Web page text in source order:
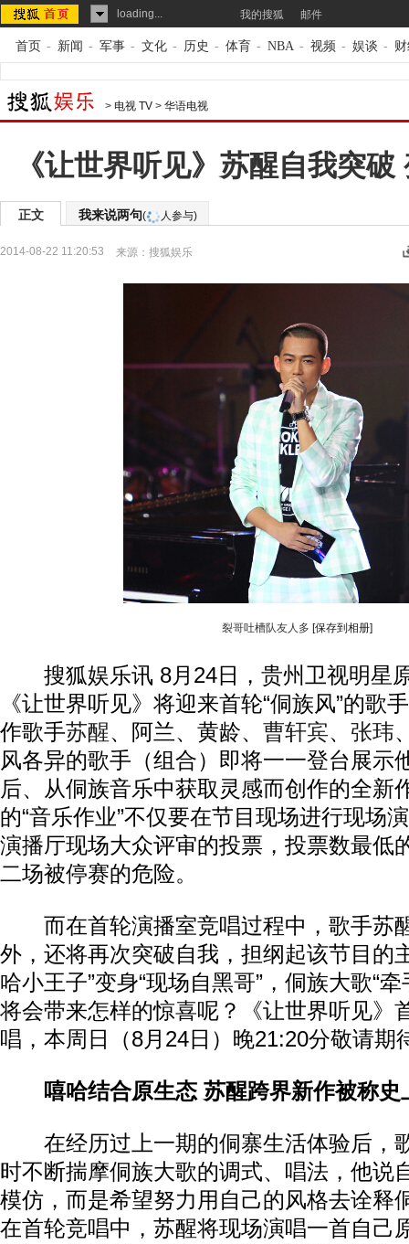
loading... 我的搜狐 邮件
首页 - 新闻 - 军事 - 文化 - 历史 - 体育 - NBA - 视频 - 娱谈 -
> 电视 TV > 华语电视
《让世界听见》苏醒自我突破
正文 我来说两句( 人参与)
2014-08-22 11:20:53 来源： 搜狐娱乐
裂哥吐槽队友人多 [保存到相册]
搜狐娱乐讯 8月24日，贵州卫视明星
《让世界听见》将迎来首轮“侗族风”的歌
作歌手苏醒、阿兰、黄龄、 曹轩宾、 张玮
风各异的歌手（组合）即将一一登台展示
后、从侗族音乐中获取灵感而创作的全新
的“音乐作业”不仅要在节目现场进行现场
演播厅现场大众评审的投票，投票数最低
二场被停赛的危险。
而在首轮演播室竞唱过程中，歌手苏
外，还将再次突破自我，担纲起该节目的
哈小王子”变身“现场自黑哥”，侗族大歌“
将会带来怎样的惊喜呢？《让世界听见》
唱，本周日（8月24日）晚21:20分敬请期
嘻哈结合原生态 苏醒跨界新作被称史
在经历过上一期的侗寨生活体验后，
时不断揣摩侗族大歌的调式、唱法，他说
模仿，而是希望努力用自己的风格去诠释
在首轮竞唱中，苏醒将现场演唱一首自己